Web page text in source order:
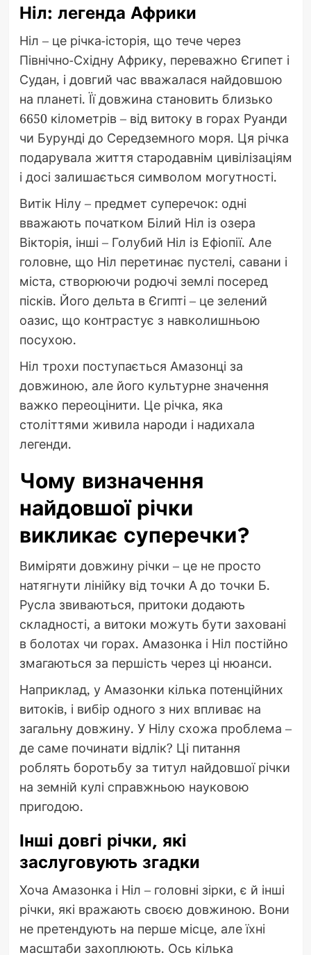
Ніл: легенда Африки
Ніл – це річка-історія, що тече через
Північно-Східну Африку, переважно Єгипет і
Судан, і довгий час вважалася найдовшою
на планеті. Її довжина становить близько
6650 кілометрів – від витоку в горах Руанди
чи Бурунді до Середземного моря. Ця річка
подарувала життя стародавнім цивілізаціям
і досі залишається символом могутності.
Витік Нілу – предмет суперечок: одні
вважають початком Білий Ніл із озера
Вікторія, інші – Голубий Ніл із Ефіопії. Але
головне, що Ніл перетинає пустелі, савани і
міста, створюючи родючі землі посеред
пісків. Його дельта в Єгипті – це зелений
оазис, що контрастує з навколишньою
посухою.
Ніл трохи поступається Амазонці за
довжиною, але його культурне значення
важко переоцінити. Це річка, яка
століттями живила народи і надихала
легенди.
Чому визначення
найдовшої річки
викликає суперечки?
Виміряти довжину річки – це не просто
натягнути лінійку від точки А до точки Б.
Русла звиваються, притоки додають
складності, а витоки можуть бути заховані
в болотах чи горах. Амазонка і Ніл постійно
змагаються за першість через ці нюанси.
Наприклад, у Амазонки кілька потенційних
витоків, і вибір одного з них впливає на
загальну довжину. У Нілу схожа проблема –
де саме починати відлік? Ці питання
роблять боротьбу за титул найдовшої річки
на земній кулі справжньою науковою
пригодою.
Інші довгі річки, які
заслуговують згадки
Хоча Амазонка і Ніл – головні зірки, є й інші
річки, які вражають своєю довжиною. Вони
не претендують на перше місце, але їхні
масштаби захоплюють. Ось кілька